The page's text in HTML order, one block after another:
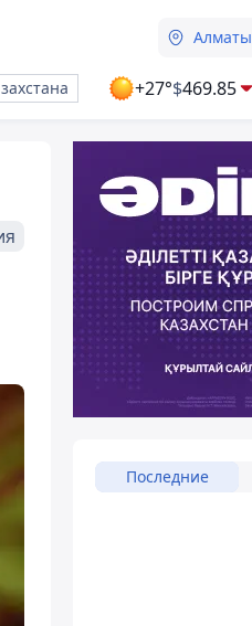
Алматы
+27°$469.85
Последние